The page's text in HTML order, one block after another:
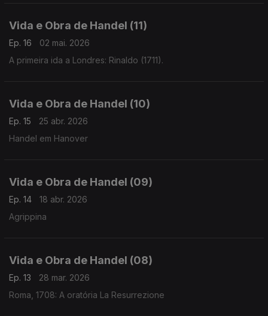
Vida e Obra de Handel (11)
Ep. 16
02 mai. 2026
A primeira ida a Londres: Rinaldo (1711).
Vida e Obra de Handel (10)
Ep. 15
25 abr. 2026
Handel em Hanover
Vida e Obra de Handel (09)
Ep. 14
18 abr. 2026
Agrippina
Vida e Obra de Handel (08)
Ep. 13
28 mar. 2026
Roma, 1708: A oratória La Resurrezione